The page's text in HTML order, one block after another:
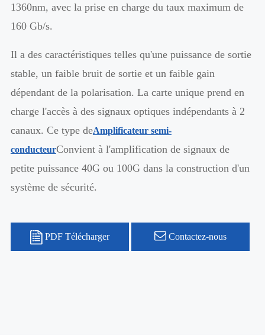
1360nm, avec la prise en charge du taux maximum de
160 Gb/s.
Il a des caractéristiques telles qu'une puissance de sortie
stable, un faible bruit de sortie et un faible gain
dépendant de la polarisation. La carte unique prend en
charge l'accès à des signaux optiques indépendants à 2
canaux. Ce type deAmplificateur semi-
conducteurConvient à l'amplification de signaux de
petite puissance 40G ou 100G dans la construction d'un
système de sécurité.
PDF Télécharger Contactez-nous